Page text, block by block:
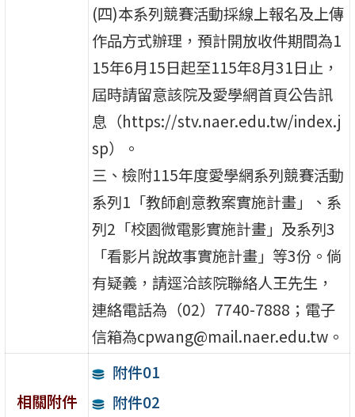
(四)本系列競賽活動採線上報名及上傳
作品方式辦理，預計開放收件期間為1
15年6月15日起至115年8月31日止，
屆時請留意該院及愛學網首頁公告訊
息（https://stv.naer.edu.tw/index.j
sp）。
三、檢附115年度愛學網系列競賽活動
系列1「教師創意教案實施計畫」、系
列2「校園微電影實施計畫」及系列3
「看影片說故事實施計畫」等3份。倘
有疑義，請逕洽該院聯絡人王先生，
連絡電話為（02）7740-7888；電子
信箱為cpwang@mail.naer.edu.tw。
相關附件
附件01
附件02